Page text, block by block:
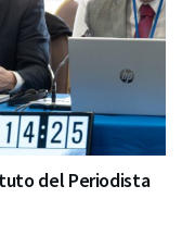
del Periodista